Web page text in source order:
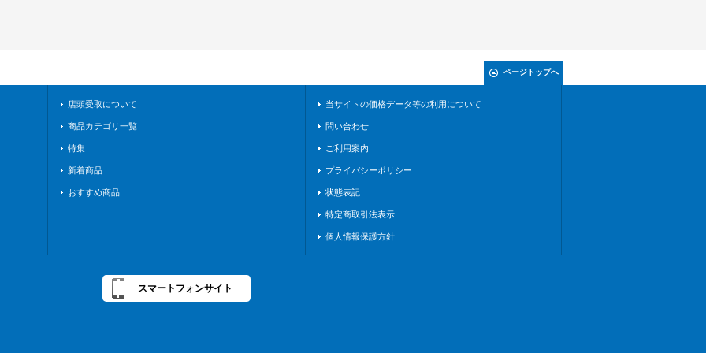
ページトップへ
店頭受取について
商品カテゴリ一覧
特集
新着商品
おすすめ商品
当サイトの価格データ等の利用について
問い合わせ
ご利用案内
プライバシーポリシー
状態表記
特定商取引法表示
個人情報保護方針
スマートフォンサイト